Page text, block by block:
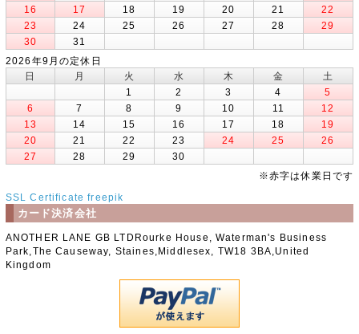
16
17 18 19 20 21
22
23
24 25 26 27 28
29
30
31
2026年9月の定休日
日
月 火 水 木 金
土
1
2 3 4
5
6
7 8 9 10 11
12
13
14 15 16 17 18
19
20
21 22 23 24 25
26
27
28 29
30
※赤字は休業日です
SSL Certificate freepik
カード決済会社
ANOTHER LANE GB LTDRourke House, Waterman's Business
Park,The Causeway, Staines,Middlesex, TW18 3BA,United
Kingdom